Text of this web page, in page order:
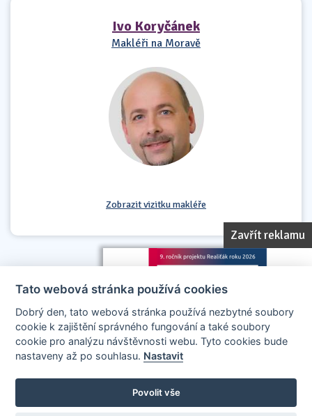
Zavřít reklamu
Ivo Koryčánek
Makléři na Moravě
Zobrazit vizitku makléře
Stránky vytvořeny v iD-SIGN
Provozovatelem tohoto serveru je společnost AllCzech Promotion, s.r.o.,
Tato webová stránka používá cookies
Dobrý den, tato webová stránka používá nezbytné soubory
cookie k zajištění správného fungování a také soubory
cookie pro analýzu návštěvnosti webu. Tyto cookies bude
nastaveny až po souhlasu. Nastavit
Povolit vše